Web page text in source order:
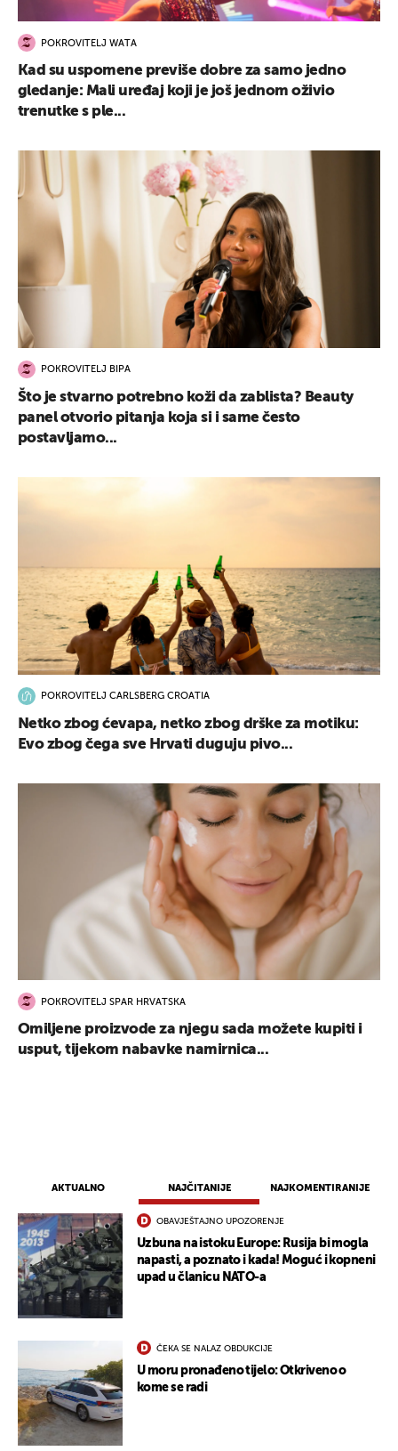
AKTUALNO NAJČITANIJE NAJKOMENTIRANIJE
OBAVJEŠTAJNO UPOZORENJE
Uzbuna na istoku Europe: Rusija bi mogla
napasti, a poznato i kada! Moguć i kopneni
upad u članicu NATO-a
ČEKA SE NALAZ OBDUKCIJE
U moru pronađeno tijelo: Otkriveno o
kome se radi
POKROVITELJ WATA
Kad su uspomene previše dobre za samo jedno
gledanje: Mali uređaj koji je još jednom oživio
trenutke s ple...
POKROVITELJ BIPA
Što je stvarno potrebno koži da zablista? Beauty
panel otvorio pitanja koja si i same često
postavljamo...
POKROVITELJ CARLSBERG CROATIA
Netko zbog ćevapa, netko zbog drške za motiku:
Evo zbog čega sve Hrvati duguju pivo...
POKROVITELJ SPAR HRVATSKA
Omiljene proizvode za njegu sada možete kupiti i
usput, tijekom nabavke namirnica...